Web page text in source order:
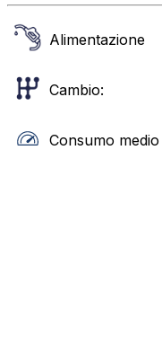
Alimentazione
Cambio:
Consumo medio